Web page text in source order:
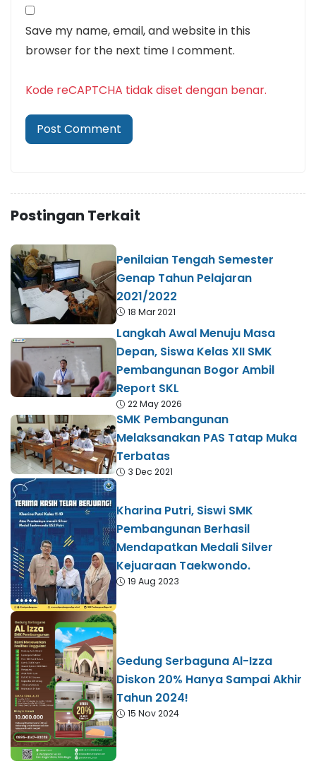
Save my name, email, and website in this
browser for the next time I comment.
Kode reCAPTCHA tidak diset dengan benar.
Postingan Terkait
Penilaian Tengah Semester
Genap Tahun Pelajaran
2021/2022
18 Mar 2021
Langkah Awal Menuju Masa
Depan, Siswa Kelas XII SMK
Pembangunan Bogor Ambil
Report SKL
22 May 2026
SMK Pembangunan
Melaksanakan PAS Tatap Muka
Terbatas
3 Dec 2021
Kharina Putri, Siswi SMK
Pembangunan Berhasil
Mendapatkan Medali Silver
Kejuaraan Taekwondo.
19 Aug 2023
Gedung Serbaguna Al-Izza
Diskon 20% Hanya Sampai Akhir
Tahun 2024!
15 Nov 2024